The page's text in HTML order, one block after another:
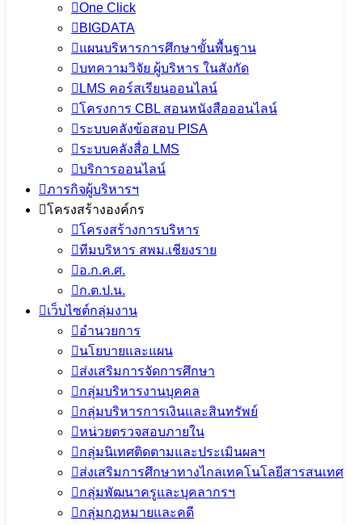
One Click
BIGDATA
แผนบริหารการศึกษาขั้นพื้นฐาน
บทความวิจัย ผู้บริหาร ในสังกัด
LMS คอร์สเรียนออนไลน์
โครงการ CBL สอนหนังสือออนไลน์
ระบบคลังข้อสอบ PISA
ระบบคลังสื่อ LMS
บริการออนไลน์
ภารกิจผู้บริหารฯ
โครงสร้างองค์กร
โครงสร้างการบริหาร
ทีมบริหาร สพม.เชียงราย
อ.ก.ค.ศ.
ก.ต.ป.น.
เว็บไซต์กลุ่มงาน
อำนวยการ
นโยบายและแผน
ส่งเสริมการจัดการศึกษา
กลุ่มบริหารงานบุคคล
กลุ่มบริหารการเงินและสินทรัพย์
หน่วยตรวจสอบภายใน
กลุ่มนิเทศติดตามและประเมินผลฯ
ส่งเสริมการศึกษาทางไกลเทคโนโลยีสารสนเทศ
กลุ่มพัฒนาครูและบุคลากรฯ
กลุ่มกฎหมายและคดี